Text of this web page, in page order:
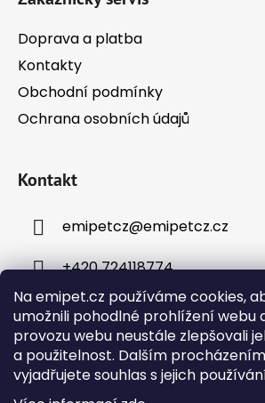
Na emipet.cz používáme cookies,
umožnili pohodlné prohlížení webu
provozu webu neustále zlepšovali
a použitelnost. Dalším
vyjadřujete souhlas s jejich
Doprava a platba
Kontakty
Obchodní podmínky
Ochrana osobních údajů
Kontakt
emipetcz@emipetcz.cz
+420 724118774
Instagram